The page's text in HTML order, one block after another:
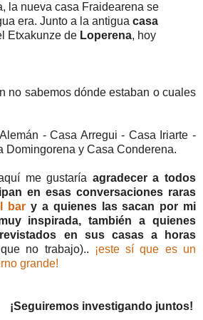
la nueva casa Fraidearena se
era. Junto a la antigua casa
Etxakunze de Loperena, hoy
no sabemos dónde estaban o cuales
- Casa Arregui - Casa Iriarte -
Domingorena y Casa Conderena.
me gustaría agradecer a todos
en esas conversaciones raras
bar y a quienes las sacan por mi
inspirada, también a quienes
en sus casas a horas
no trabajo)..
¡este sí que es un
grande!
¡Seguiremos investigando juntos!